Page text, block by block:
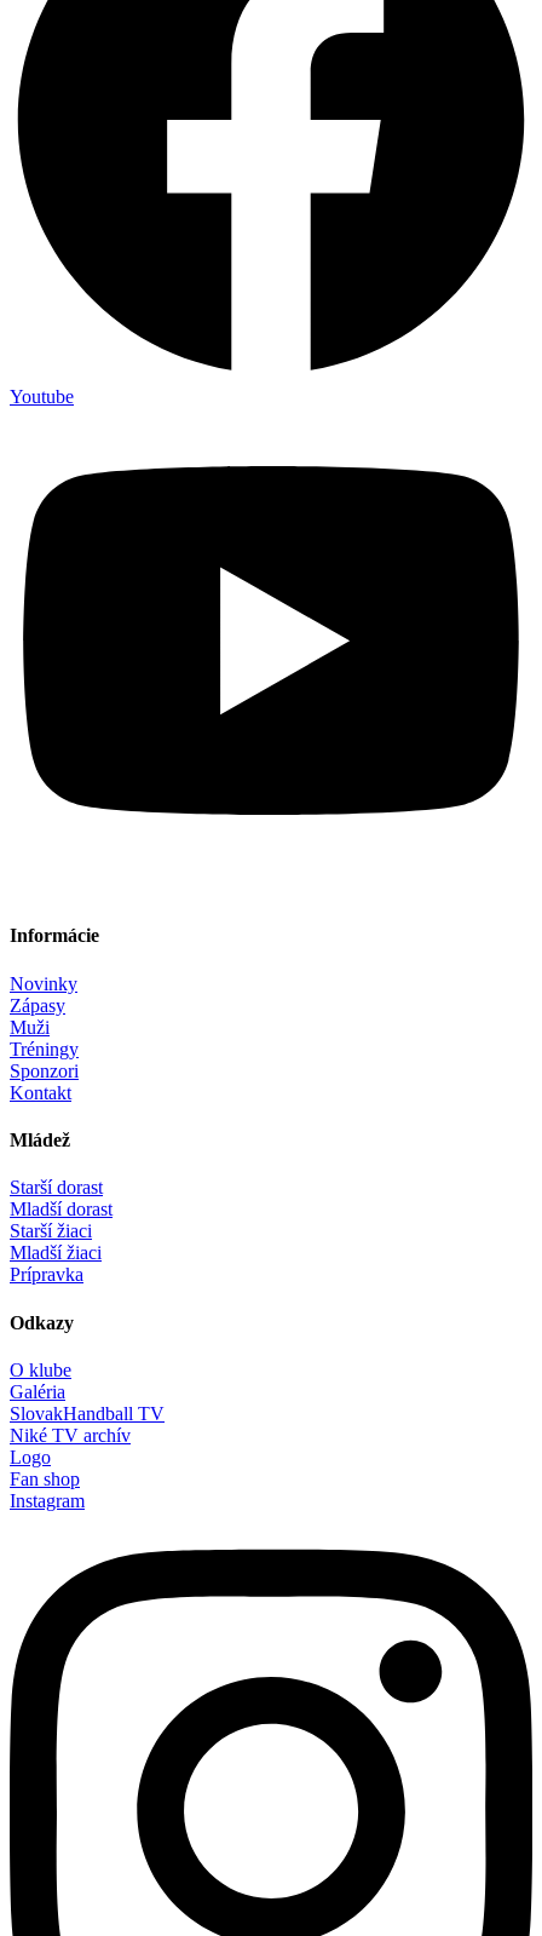
Youtube
Informácie
Novinky
Zápasy
Muži
Tréningy
Sponzori
Kontakt
Mládež
Starší dorast
Mladší dorast
Starší žiaci
Mladší žiaci
Prípravka
Odkazy
O klube
Galéria
SlovakHandball TV
Niké TV archív
Logo
Fan shop
Instagram